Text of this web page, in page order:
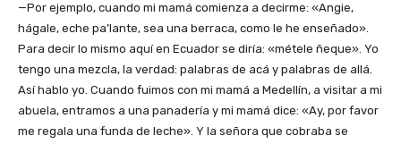
—Por ejemplo, cuando mi mamá comienza a decirme: «Angie,
hágale, eche pa’lante, sea una berraca, como le he enseñado».
Para decir lo mismo aquí en Ecuador se diría: «métele ñeque». Yo
tengo una mezcla, la verdad: palabras de acá y palabras de allá.
Así hablo yo. Cuando fuimos con mi mamá a Medellín, a visitar a mi
abuela, entramos a una panadería y mi mamá dice: «Ay, por favor
me regala una funda de leche». Y la señora que cobraba se